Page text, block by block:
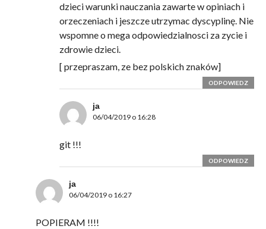
dzieci warunki nauczania zawarte w opiniach i
orzeczeniach i jeszcze utrzymac dyscyplinę. Nie
wspomne o mega odpowiedzialnosci za zycie i
zdrowie dzieci.
[ przepraszam, ze bez polskich znaków]
ODPOWIEDZ
ja
06/04/2019 o 16:28
git !!!
ODPOWIEDZ
ja
06/04/2019 o 16:27
POPIERAM !!!!